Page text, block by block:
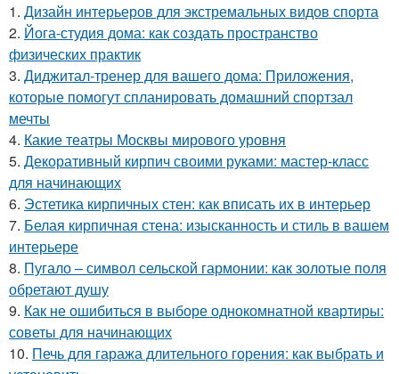
1. Дизайн интерьеров для экстремальных видов спорта
2. Йога-студия дома: как создать пространство
физических практик
3. Диджитал-тренер для вашего дома: Приложения,
которые помогут спланировать домашний спортзал
мечты
4. Какие театры Москвы мирового уровня
5. Декоративный кирпич своими руками: мастер-класс
для начинающих
6. Эстетика кирпичных стен: как вписать их в интерьер
7. Белая кирпичная стена: изысканность и стиль в вашем
интерьере
8. Пугало – символ сельской гармонии: как золотые поля
обретают душу
9. Как не ошибиться в выборе однокомнатной квартиры:
советы для начинающих
10. Печь для гаража длительного горения: как выбрать и